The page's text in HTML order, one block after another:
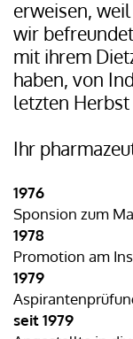
erweisen,
wir
mit ihrem
haben, von
letzten
Ihr p
1976
Sponsion zum
1978
Promotion am
1979
seit 1979